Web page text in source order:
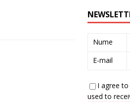
Nume
E-mail
I agree
used to